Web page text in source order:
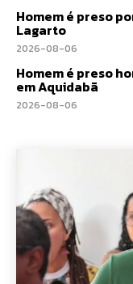
Homem é preso
Lagarto
2026-08-06
Homem é preso
em Aquidabã
2026-08-06